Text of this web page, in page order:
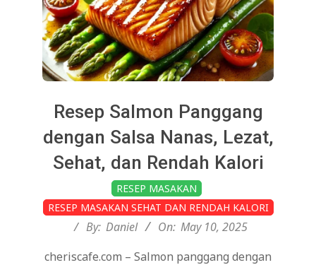
Resep Salmon Panggang
dengan Salsa Nanas, Lezat,
Sehat, dan Rendah Kalori
05-
10
RESEP MASAKAN
RESEP MASAKAN SEHAT DAN RENDAH KALORI
By: Daniel On: May 10, 2025
cheriscafe.com – Salmon panggang dengan